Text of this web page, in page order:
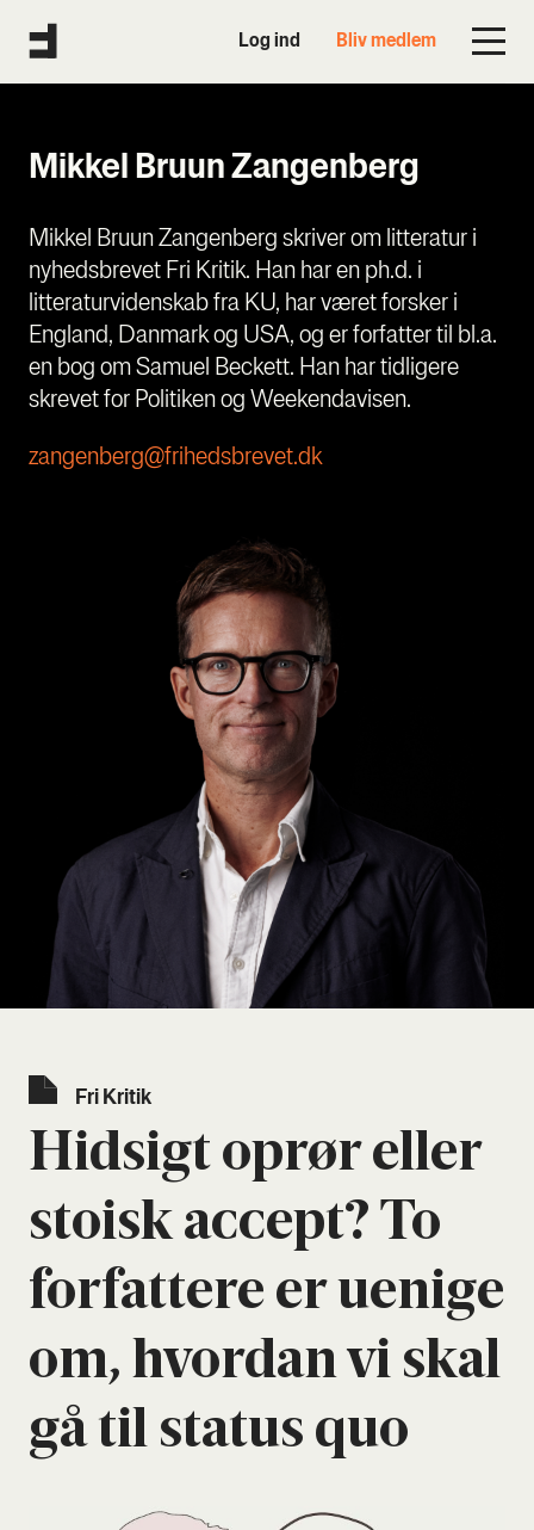
Log ind Bliv medlem
Mikkel Bruun Zangenberg
Mikkel Bruun Zangenberg skriver om litteratur i
nyhedsbrevet Fri Kritik. Han har en ph.d. i
litteraturvidenskab fra KU, har været forsker i
England, Danmark og USA, og er forfatter til bl.a.
en bog om Samuel Beckett. Han har tidligere
skrevet for Politiken og Weekendavisen.
zangenberg@frihedsbrevet.dk
Fri Kri­tik
Hid­sigt oprør eller
stoisk accept? To
for­fat­te­re er ueni­ge
om, hvor­dan vi skal
gå til sta­tus quo